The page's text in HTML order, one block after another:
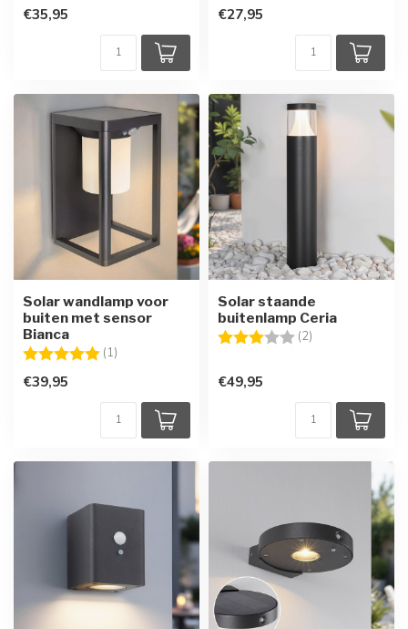
€35,95 €27,95
Solar wandlamp voor
buiten met sensor
Bianca
Beoordeling: (1)
€39,95
Solar staande
buitenlamp Ceria
Beoordeling: (2)
€49,95